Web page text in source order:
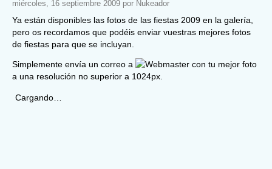
miércoles, 16 septiembre 2009 por Nukeador
Ya están disponibles las fotos de las fiestas 2009 en la galería,
pero os recordamos que podéis enviar vuestras mejores fotos
de fiestas para que se incluyan.
Simplemente envía un correo a
con tu mejor foto
a una resolución no superior a 1024px.
Cargando…